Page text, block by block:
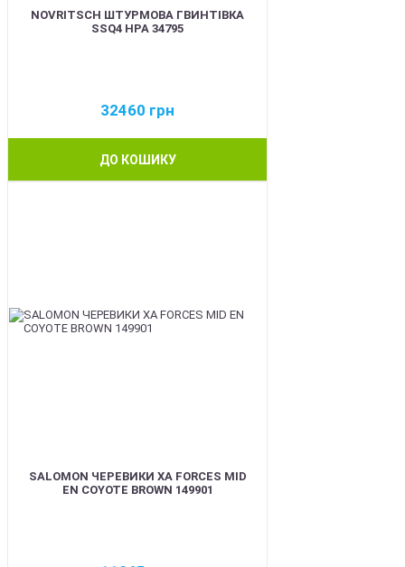
NOVRITSCH ШТУРМОВА ГВИНТІВКА
SSQ4 HPA 34795
32460 грн
ДО КОШИКУ
SALOMON ЧЕРЕВИКИ XA FORCES MID
EN COYOTE BROWN 149901